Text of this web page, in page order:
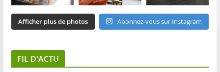
Afficher plus de photos Abonnez-vous sur Instagram
FIL D’ACTU